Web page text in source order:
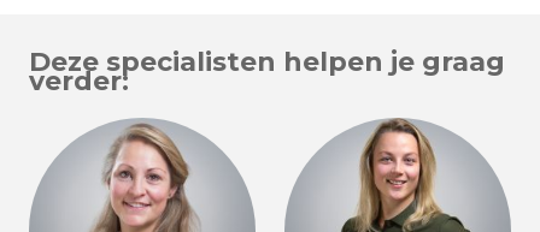
Deze specialisten helpen je graag
verder: